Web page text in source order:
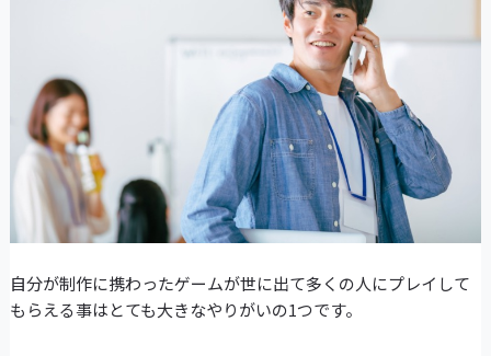
自分が制作に携わったゲームが世に出て多くの人にプレイして
もらえる事はとても大きなやりがいの1つです。